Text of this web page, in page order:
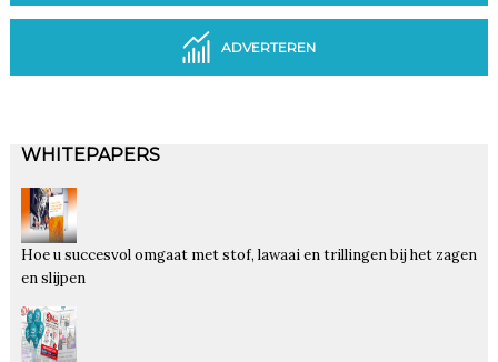
ADVERTEREN
WHITEPAPERS
Hoe u succesvol omgaat met stof, lawaai en trillingen bij het zagen
en slijpen